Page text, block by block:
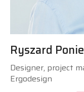
Ryszard
Designer, project
Ergodesign